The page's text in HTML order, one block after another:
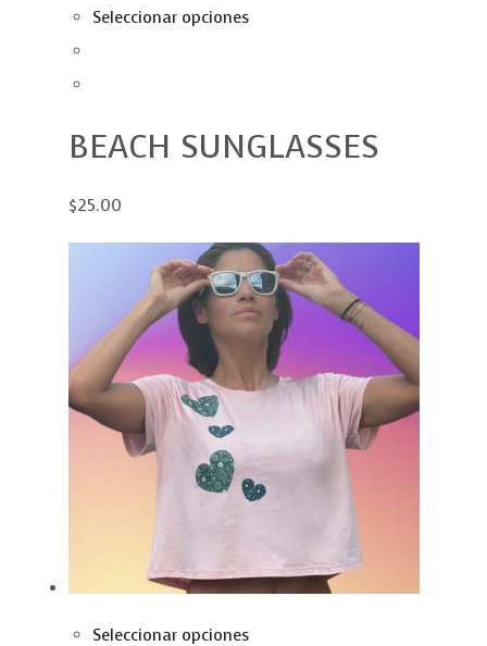
Seleccionar opciones
BEACH SUNGLASSES
$25.00
Seleccionar opciones